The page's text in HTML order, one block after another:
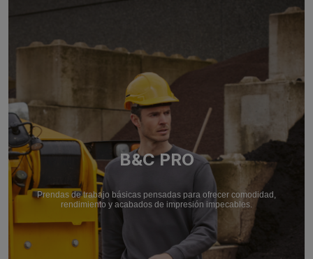
B&C PRO
Prendas de trabajo básicas pensadas para ofrecer comodidad,
rendimiento y acabados de impresión impecables.